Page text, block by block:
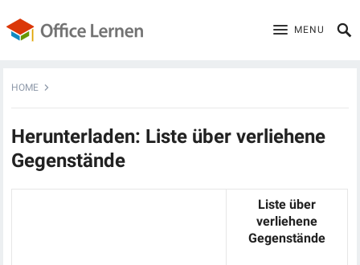
MENU
HOME
Herunterladen: Liste über verliehene
Gegenstände
Liste über
verliehene
Gegenstände